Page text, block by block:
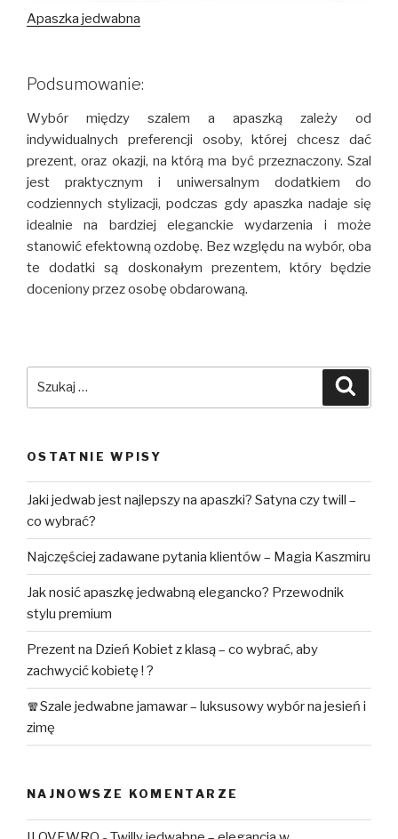
Apaszka jedwabna
Podsumowanie:
Wybór między szalem a apaszką zależy od
indywidualnych preferencji osoby, której chcesz dać
prezent, oraz okazji, na którą ma być przeznaczony. Szal
jest praktycznym i uniwersalnym dodatkiem do
codziennych stylizacji, podczas gdy apaszka nadaje się
idealnie na bardziej eleganckie wydarzenia i może
stanowić efektowną ozdobę. Bez względu na wybór, oba
te dodatki są doskonałym prezentem, który będzie
doceniony przez osobę obdarowaną.
OSTATNIE WPISY
Jaki jedwab jest najlepszy na apaszki? Satyna czy twill –
co wybrać?
Najczęściej zadawane pytania klientów – Magia Kaszmiru
Jak nosić apaszkę jedwabną elegancko? Przewodnik
stylu premium
Prezent na Dzień Kobiet z klasą – co wybrać, aby
zachwycić kobietę ! ?
🧣Szale jedwabne jamawar – luksusowy wybór na jesień i
zimę
NAJNOWSZE KOMENTARZE